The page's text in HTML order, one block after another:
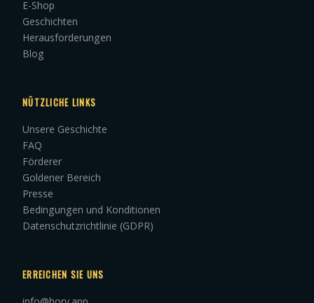
E-Shop
Geschichten
Herausforderungen
Blog
NÜTZLICHE LINKS
Unsere Geschichte
FAQ
Förderer
Goldener Bereich
Presse
Bedingungen und Konditionen
Datenschutzrichtlinie (GDPR)
ERREICHEN SIE UNS